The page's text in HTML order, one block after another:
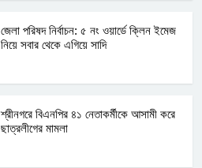
জেলা পরিষদ নির্বাচন: ৫ নং ওয়ার্ডে ক্লিন ইমেজ
নিয়ে সবার থেকে এগিয়ে সাদি
শ্রীনগরে বিএনপির ৪১ নেতাকর্মীকে আসামী করে
ছাত্রলীগের মামলা